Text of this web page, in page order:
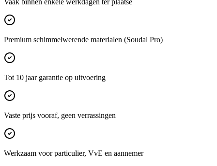
Premium schimmelwerende materialen (Soudal Pro)
Tot 10 jaar garantie op uitvoering
Vaste prijs vooraf, geen verrassingen
Werkzaam voor particulier, VvE en aannemer